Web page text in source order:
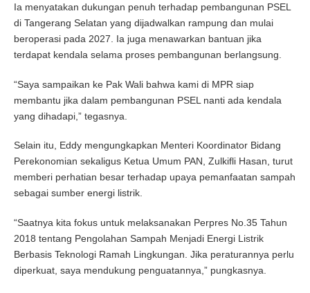
Ia menyatakan dukungan penuh terhadap pembangunan PSEL
di Tangerang Selatan yang dijadwalkan rampung dan mulai
beroperasi pada 2027. Ia juga menawarkan bantuan jika
terdapat kendala selama proses pembangunan berlangsung.
“Saya sampaikan ke Pak Wali bahwa kami di MPR siap
membantu jika dalam pembangunan PSEL nanti ada kendala
yang dihadapi,” tegasnya.
Selain itu, Eddy mengungkapkan Menteri Koordinator Bidang
Perekonomian sekaligus Ketua Umum PAN, Zulkifli Hasan, turut
memberi perhatian besar terhadap upaya pemanfaatan sampah
sebagai sumber energi listrik.
“Saatnya kita fokus untuk melaksanakan Perpres No.35 Tahun
2018 tentang Pengolahan Sampah Menjadi Energi Listrik
Berbasis Teknologi Ramah Lingkungan. Jika peraturannya perlu
diperkuat, saya mendukung penguatannya,” pungkasnya.